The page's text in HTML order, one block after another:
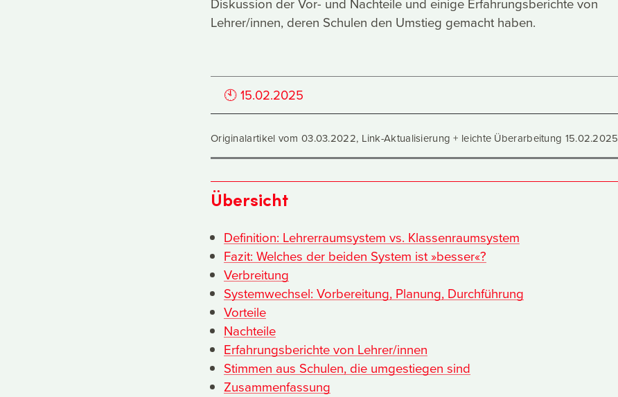
Lehrer/innen, deren Schulen den Umstieg gemacht haben.
🕙15.02.2025
Originalartikel vom 03.03.2022, Link-Aktualisierung + leichte Überarbeitung 15.02.2025
Übersicht
Definition: Lehrerraumsystem vs. Klassenraumsystem
Fazit: Welches der beiden System ist »besser«?
Verbreitung
Systemwechsel: Vorbereitung, Planung, Durchführung
Vorteile
Nachteile
Erfahrungsberichte von Lehrer/innen
Stimmen aus Schulen, die umgestiegen sind
Zusammenfassung